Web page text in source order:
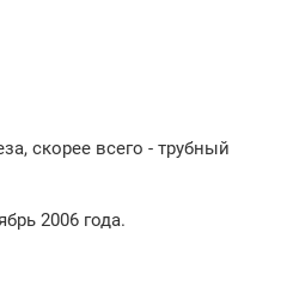
скорее всего - трубный
2006 года.